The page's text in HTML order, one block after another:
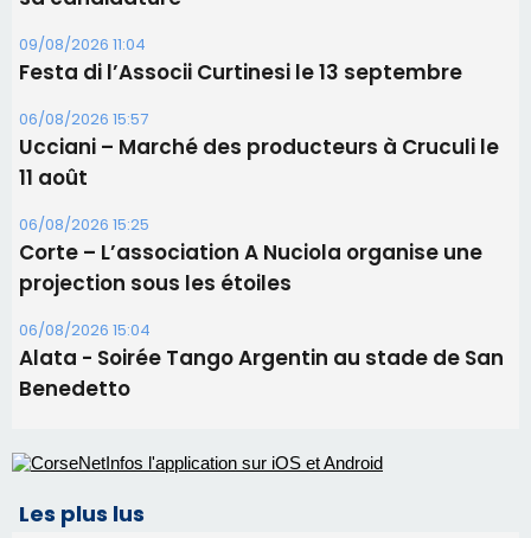
10/08/2026 15:56
Riventosa China sulidaria le jeudi 13 août à 18
heures 30
09/08/2026 16:04
Sénatoriales 2B – Jean-François Gaspari retire
sa candidature
09/08/2026 11:04
Festa di l’Associi Curtinesi le 13 septembre
06/08/2026 15:57
Ucciani – Marché des producteurs à Cruculi le
11 août
Corte – L’association A Nuciola organise une
projection sous les étoiles